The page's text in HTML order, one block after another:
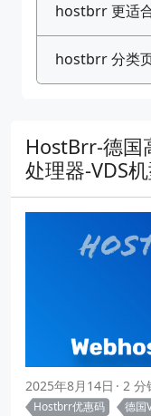
hostbrr 更适
hostbrr 分类
HostBrr-德国
处理器-VDS
2025年8月14日 2 分
Hostbrr优惠码
德国